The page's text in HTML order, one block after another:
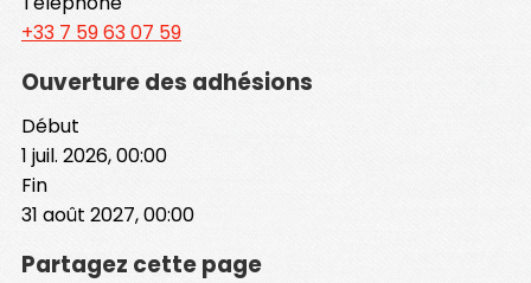
+33 7 59 63 07 59
Ouverture des adhésions
Début
1 juil. 2026, 00:00
Fin
31 août 2027, 00:00
Partagez cette page